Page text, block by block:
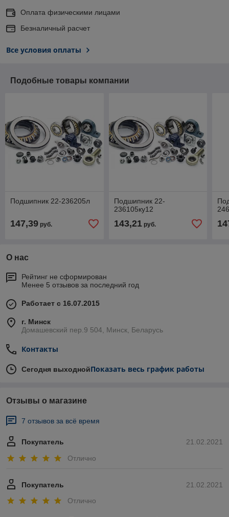
Оплата физическими лицами
Безналичный расчет
Все условия оплаты
Подобные товары компании
Подшипник 22-236205л
147,39 руб.
Подшипник 22-
236105ку12
143,21руб.
О нас
Рейтинг не сформирован
Менее 5 отзывов за последний год
Работает с 16.07.2015
г. Минск
Домашевский пер.9 504, Минск, Беларусь
Контакты
Сегодня выходнойПоказать весь график работы
Отзывы о магазине
7 отзывов за всё время
21.02.2021
Покупатель
Отлично
21.02.2021
Покупатель
Отлично